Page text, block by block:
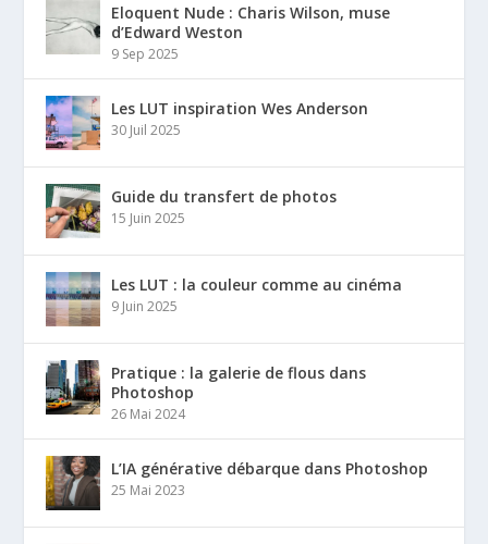
Eloquent Nude : Charis Wilson, muse
d’Edward Weston
9 Sep 2025
Les LUT inspiration Wes Anderson
30 Juil 2025
Guide du transfert de photos
15 Juin 2025
Les LUT : la couleur comme au cinéma
9 Juin 2025
Pratique : la galerie de flous dans
Photoshop
26 Mai 2024
L’IA générative débarque dans Photoshop
25 Mai 2023